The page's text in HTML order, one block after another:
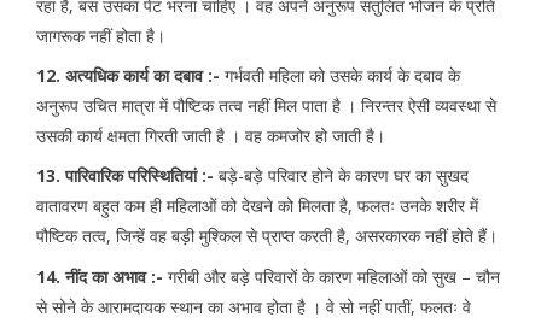
रहा है, बस उसका पेट भरना चाहिए । वह अपने अनुरूप संतुलित भोजन के प्रति
जागरूक नहीं होता है।
12. अत्यधिक कार्य का दबाव :- गर्भवती महिला को उसके कार्य के दबाव के
अनुरूप उचित मात्रा में पौष्टिक तत्व नहीं मिल पाता है । निरन्तर ऐसी व्यवस्था से
उसकी कार्य क्षमता गिरती जाती है । वह कमजोर हो जाती है।
13. पारिवारिक परिस्थितियां :- बड़े-बड़े परिवार होने के कारण घर का सुखद
वातावरण बहुत कम ही महिलाओं को देखने को मिलता है, फलतः उनके शरीर में
पौष्टिक तत्व, जिन्हें वह बड़ी मुश्किल से प्राप्त करती है, असरकारक नहीं होते हैं।
14. नींद का अभाव :- गरीबी और बड़े परिवारों के कारण महिलाओं को सुख – चौन
से सोने के आरामदायक स्थान का अभाव होता है । वे सो नहीं पातीं, फलतः वे